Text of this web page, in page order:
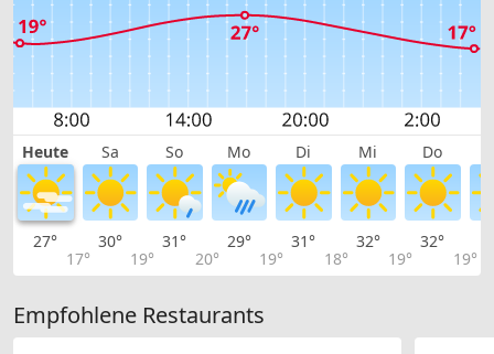
Heute Sa So Mo Di Mi Do
27°
17°
30°
19°
31°
20°
29°
19°
31°
18°
32°
19°
32°
19°
Empfohlene Restaurants